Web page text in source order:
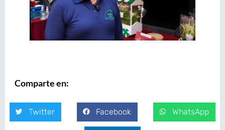
Comparte en:
Twitter Facebook WhatsApp